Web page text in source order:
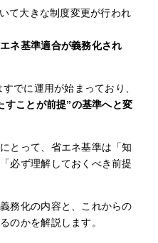
て大きな制度変更が行われ
ネ基準適合が義務化され
でに運用が始まっており、
すことが前提”の基準へと変
とって、省エネ基準は「知
必ず理解しておくべき前提
務化の内容と、これからの
のかを解説します。